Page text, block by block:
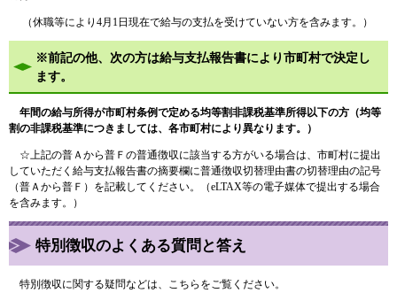
（休職等により4月1日現在で給与の支払を受けていない方を含みます。）
※前記の他、次の方は給与支払報告書により市町村で決定し
ます。
年間の給与所得が市町村条例で定める均等割非課税基準所得以下の方（均等
割の非課税基準につきましては、各市町村により異なります。）
☆上記の普Ａから普Ｆの普通徴収に該当する方がいる場合は、市町村に提出
していただく給与支払報告書の摘要欄に普通徴収切替理由書の切替理由の記号
（普Ａから普Ｆ）を記載してください。（eLTAX等の電子媒体で提出する場合
を含みます。）
特別徴収のよくある質問と答え
特別徴収に関する疑問などは、こちらをご覧ください。